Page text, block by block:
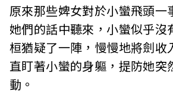
原來那些婢女對於小蠻飛頭一
她們的話中聽來，小蠻似乎沒
桓猶疑了一陣，慢慢地將劍收
直盯著小蠻的身軀，提防她突
動。